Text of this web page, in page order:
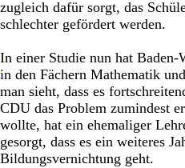
zugleich dafür sorgt, das
schlechter gefördert werden.
In einer Studie nun hat Baden-
in den Fächern Mathematik
man sieht, dass es
CDU das Problem zumindest
wollte, hat ein ehemaliger
gesorgt, dass es ein weiteres
Bildungsvernichtung geht.